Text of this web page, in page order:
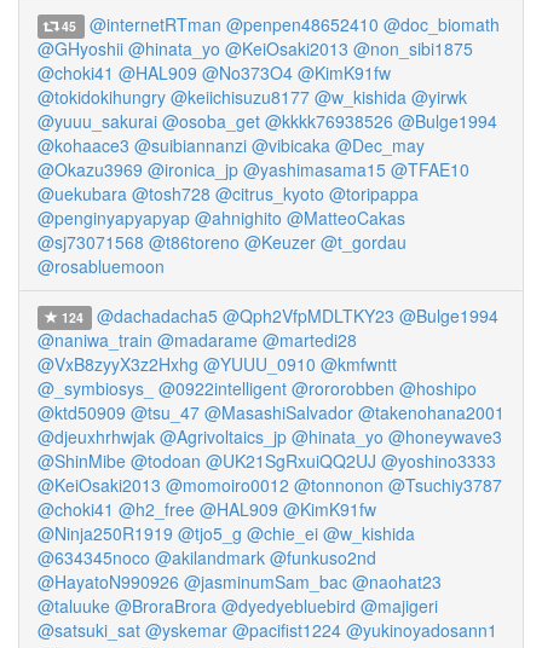
45 @internetRTman @penpen48652410 @doc_biomath
@GHyoshii @hinata_yo @KeiOsaki2013 @non_sibi1875
@choki41 @HAL909 @No373O4 @KimK91fw
@tokidokihungry @keiichisuzu8177 @w_kishida @yirwk
@yuuu_sakurai @osoba_get @kkkk76938526 @Bulge1994
@kohaace3 @suibiannanzi @vibicaka @Dec_may
@Okazu3969 @ironica_jp @yashimasama15 @TFAE10
@uekubara @tosh728 @citrus_kyoto @toripappa
@penginyapyapyap @ahnighito @MatteoCakas
@sj73071568 @t86toreno @Keuzer @t_gordau
@rosabluemoon
124 @dachadacha5 @Qph2VfpMDLTKY23 @Bulge1994
@naniwa_train @madarame @martedi28
@VxB8zyyX3z2Hxhg @YUUU_0910 @kmfwntt
@_symbiosys_ @0922intelligent @rororobben @hoshipo
@ktd50909 @tsu_47 @MasashiSalvador @takenohana2001
@djeuxhrhwjak @Agrivoltaics_jp @hinata_yo @honeywave3
@ShinMibe @todoan @UK21SgRxuiQQ2UJ @yoshino3333
@KeiOsaki2013 @momoiro0012 @tonnonon @Tsuchiy3787
@choki41 @h2_free @HAL909 @KimK91fw
@Ninja250R1919 @tjo5_g @chie_ei @w_kishida
@634345noco @akilandmark @funkuso2nd
@HayatoN990926 @jasminumSam_bac @naohat23
@taluuke @BroraBrora @dyedyebluebird @majigeri
@satsuki_sat @yskemar @pacifist1224 @yukinoyadosann1